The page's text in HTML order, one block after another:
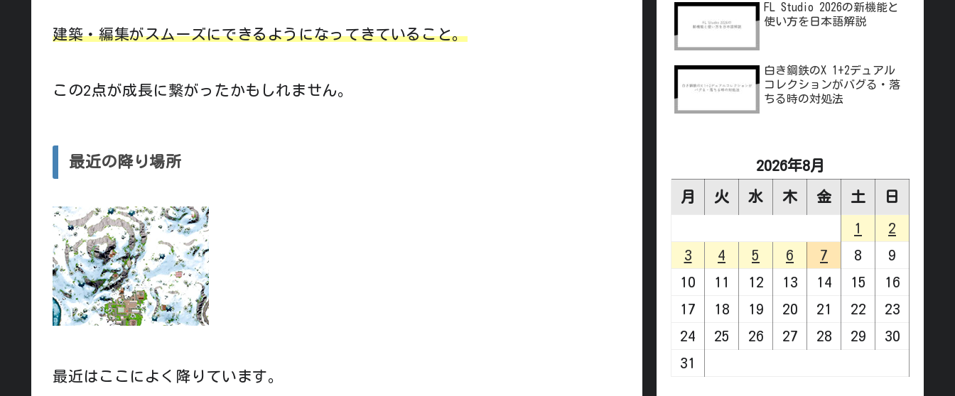
建築・編集がスムーズにできるようになってきていること。
この2点が成長に繋がったかもしれません。
最近の降り場所
最近はここによく降りています。
FL Studio 2026の新機能と
使い方を日本語解説
白き鋼鉄のX 1+2デュアル
コレクションがバグる・落
ちる時の対処法
2026年8月
月 火 水 木 金 土 日
1
2
3
4 5 6 7 8
9
10
11 12 13 14 15
16
17
18 19 20 21 22
23
24
25 26 27 28 29
30
31